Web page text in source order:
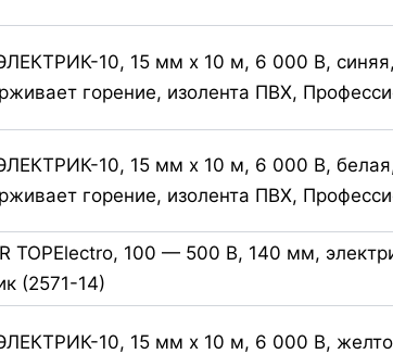
10, 15 мм х 10 м, 6 000 В,
горение, изолента ПВХ,
10, 15 мм х 10 м, 6 000 В,
горение, изолента ПВХ,
TOPElectro, 100 — 500 В, 140 мм,
(2571-14)
10, 15 мм х 10 м, 6 000 В,